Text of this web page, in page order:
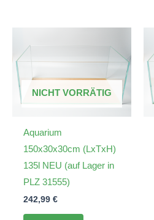
NICHT VORRÄTIG
Aquarium
150x30x30cm (LxTxH)
135l NEU (auf Lager in
PLZ 31555)
242,99 €